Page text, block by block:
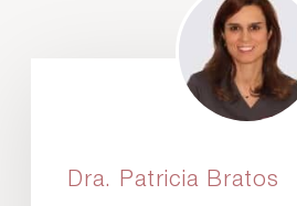
Dra. Patricia Bratos